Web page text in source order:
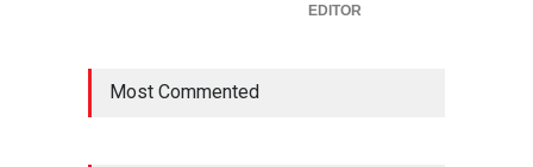
EDITOR
Most Commented